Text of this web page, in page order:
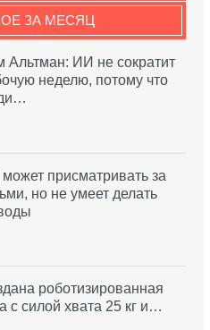
ЗА МЕСЯЦ
Альтман: ИИ не сократит
неделю, потому что
присматривать за
но не умеет делать
роботизированная
с силой хвата 25 кг и…